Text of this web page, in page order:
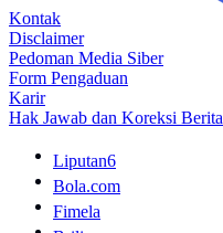
Kontak
Disclaimer
Pedoman Media Siber
Form Pengaduan
Karir
Hak Jawab dan Koreksi Berita
Liputan6
Bola.com
Fimela